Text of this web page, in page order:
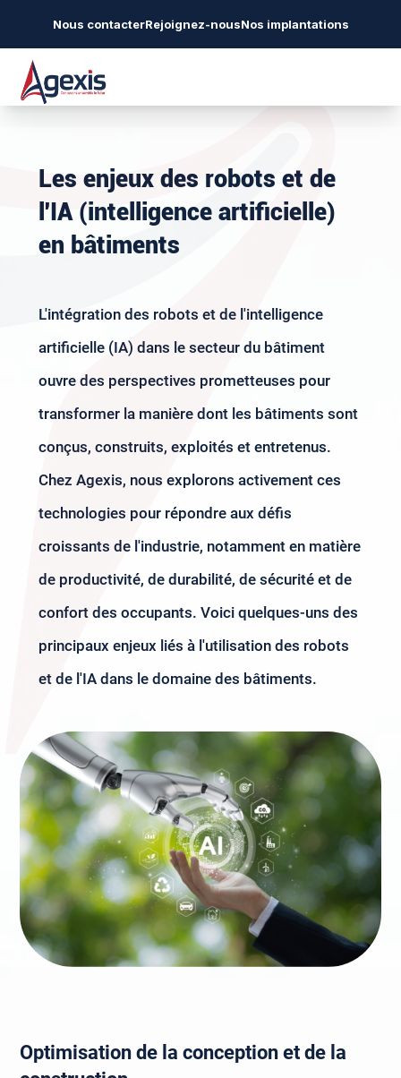
Nous contacterRejoignez-nousNos implantations
Les enjeux des robots et de
l'IA (intelligence artificielle)
en bâtiments
L'intégration des robots et de l'intelligence
artificielle (IA) dans le secteur du bâtiment
ouvre des perspectives prometteuses pour
transformer la manière dont les bâtiments sont
conçus, construits, exploités et entretenus.
Chez Agexis, nous explorons activement ces
technologies pour répondre aux défis
croissants de l'industrie, notamment en matière
de productivité, de durabilité, de sécurité et de
confort des occupants. Voici quelques-uns des
principaux enjeux liés à l'utilisation des robots
et de l'IA dans le domaine des bâtiments.
Optimisation de la conception et de la